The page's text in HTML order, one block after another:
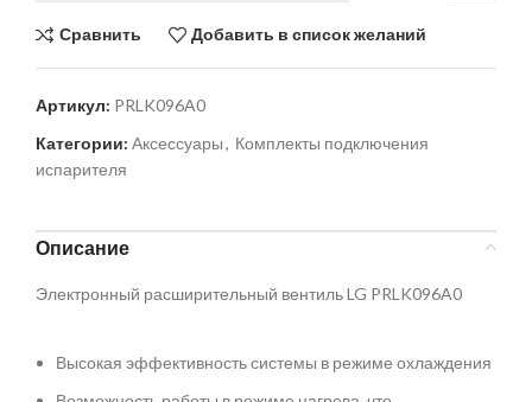
Сравнить Добавить в список желаний
Артикул: PRLK096A0
Категории: Аксессуары, Комплекты подключения
испарителя
Описание
Электронный расширительный вентиль LG PRLK096A0
Высокая эффективность системы в режиме охлаждения